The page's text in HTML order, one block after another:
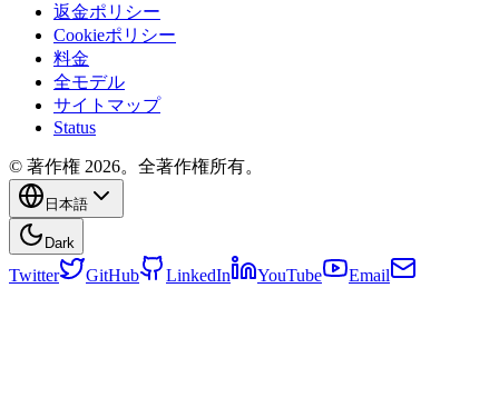
返金ポリシー
Cookieポリシー
料金
全モデル
サイトマップ
Status
© 著作権 2026。全著作権所有。
日本語
Dark
Twitter GitHub LinkedIn YouTube Email